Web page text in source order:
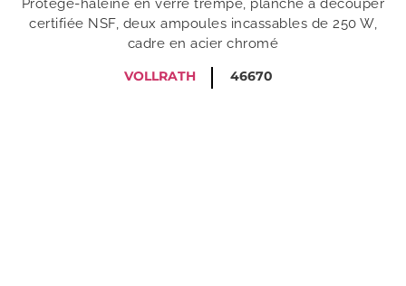
Protège-haleine en verre trempé, planche à découper
certifiée NSF, deux ampoules incassables de 250 W,
cadre en acier chromé
VOLLRATH
46670